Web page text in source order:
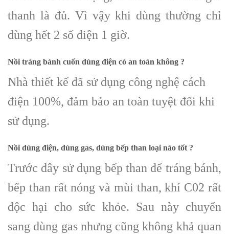
thanh là đủ. Vì vậy khi dùng thường chỉ
dùng hết 2 số điện 1 giờ.
Nồi tráng bánh cuốn dùng điện có an toàn không ?
Nhà thiết kế đã sử dụng công nghệ cách
điện 100%, đảm bảo an toàn tuyệt đối khi
sử dụng.
Nồi dùng điện, dùng gas, dùng bếp than loại nào tốt ?
Trước đây sử dụng bếp than để tráng bánh,
bếp than rất nóng và mùi than, khí C02 rất
độc hại cho sức khỏe. Sau này chuyển
sang dùng gas nhưng cũng không khả quan